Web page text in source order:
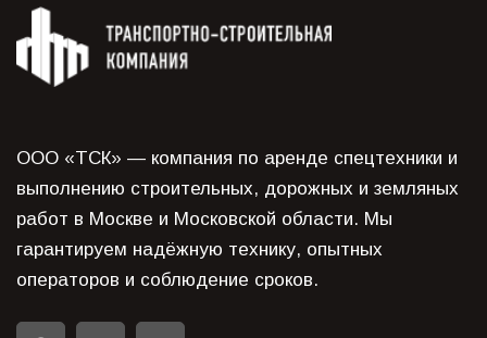
ООО «ТСК» — компания по аренде спецтехники и
выполнению строительных, дорожных и земляных
работ в Москве и Московской области. Мы
гарантируем надёжную технику, опытных
операторов и соблюдение сроков.